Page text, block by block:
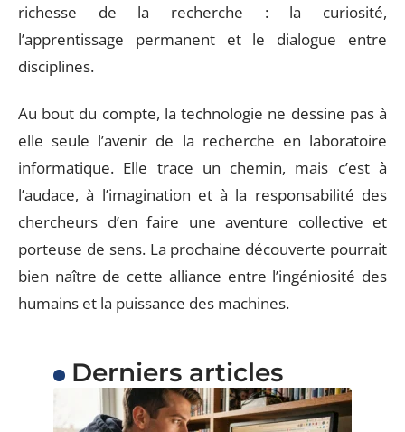
richesse de la recherche : la curiosité,
l’apprentissage permanent et le dialogue entre
disciplines.
Au bout du compte, la technologie ne dessine pas à
elle seule l’avenir de la recherche en laboratoire
informatique. Elle trace un chemin, mais c’est à
l’audace, à l’imagination et à la responsabilité des
chercheurs d’en faire une aventure collective et
porteuse de sens. La prochaine découverte pourrait
bien naître de cette alliance entre l’ingéniosité des
humains et la puissance des machines.
Derniers articles